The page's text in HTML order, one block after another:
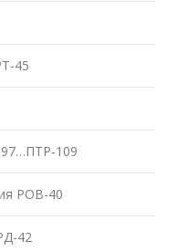
45
109
РОВ-40
42